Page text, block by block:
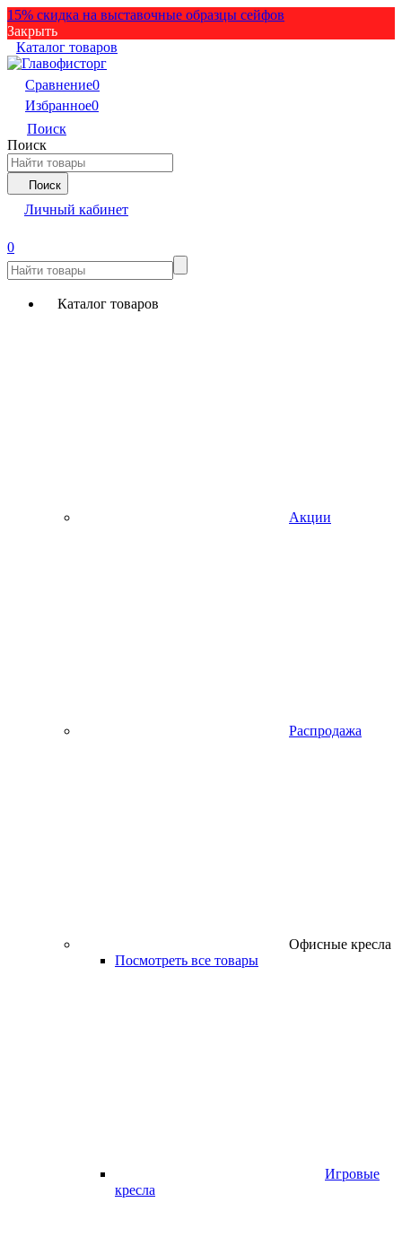
15% скидка на выставочные образцы сейфов
Закрыть
Каталог товаров
Сравнение0
Избранное0
Поиск
Поиск
Поиск
Личный кабинет
0
Каталог товаров
Акции
Распродажа
Офисные кресла
Посмотреть все товары
Игровые
кресла